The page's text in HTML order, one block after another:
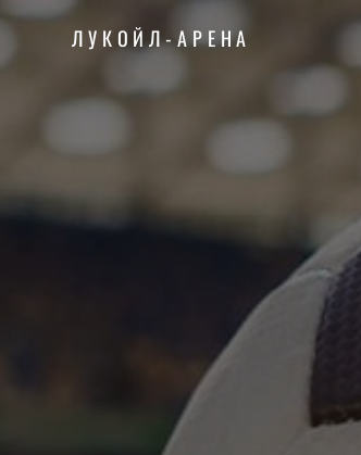
ЛУКОЙЛ-АРЕНА